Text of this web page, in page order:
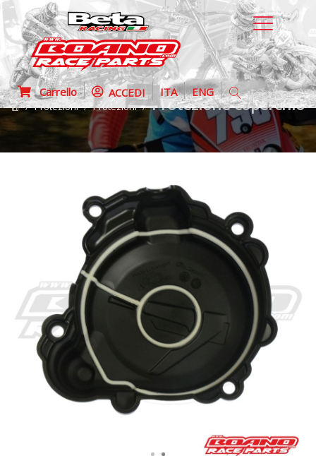
Carrello ACCEDI ITA ENG
Protezioni Protezioni Protezione coperchio